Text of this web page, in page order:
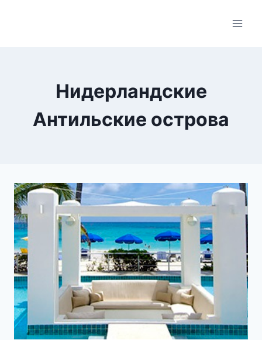
Нидерландские
Антильские острова